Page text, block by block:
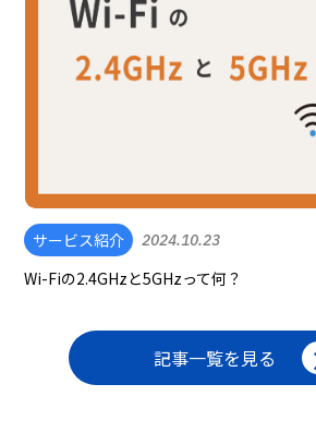
サービス紹介 2024.10.23
Wi-Fiの2.4GHzと5GHzって何？
記事一覧を見る